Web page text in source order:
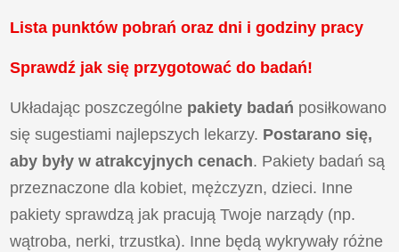
Lista punktów pobrań oraz dni i godziny pracy
Sprawdź jak się przygotować do badań!
Układając poszczególne pakiety badań posiłkowano
się sugestiami najlepszych lekarzy. Postarano się,
aby były w atrakcyjnych cenach. Pakiety badań są
przeznaczone dla kobiet, mężczyzn, dzieci. Inne
pakiety sprawdzą jak pracują Twoje narządy (np.
wątroba, nerki, trzustka). Inne będą wykrywały różne